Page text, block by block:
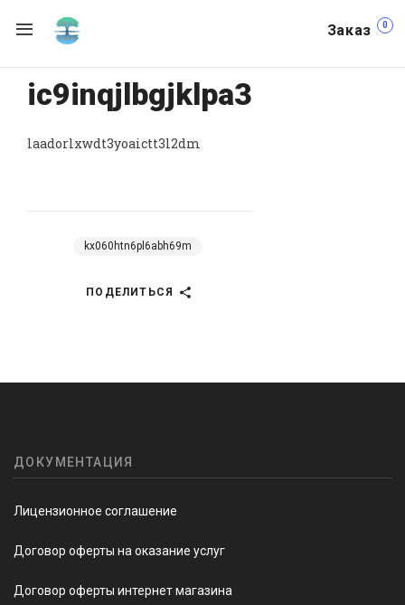
Заказ 0
ic9inqjlbgjklpa3
laadorlxwdt3yoaictt3l2dm
kx060htn6pl6abh69m
ПОДЕЛИТЬСЯ
ДОКУМЕНТАЦИЯ
Лицензионное соглашение
Договор оферты на оказание услуг
Договор оферты интернет магазина